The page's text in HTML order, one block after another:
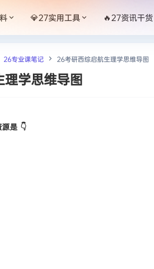
💎27实用工具 🔥27资讯干货
26专业课笔记 26考研西综启航生理学思维导图
学思维导图
是 👇